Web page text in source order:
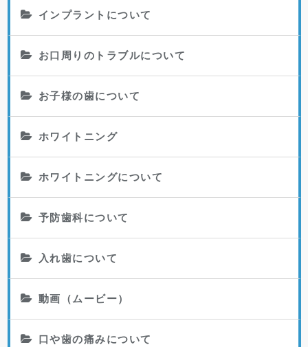
インプラントについて
お口周りのトラブルについて
お子様の歯について
ホワイトニング
ホワイトニングについて
予防歯科について
入れ歯について
動画（ムービー）
口や歯の痛みについて